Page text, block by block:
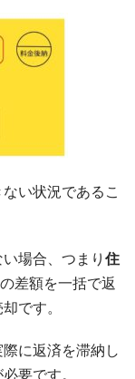
い状況であるこ
場合、つまり 住
差額を一括で返
です。
に返済を滞納し
要です。